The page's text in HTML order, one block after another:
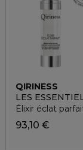
QIRINESS
LES
Élixir éclat
93,10 €